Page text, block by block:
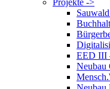
Projekte ->
EED III
Neubau